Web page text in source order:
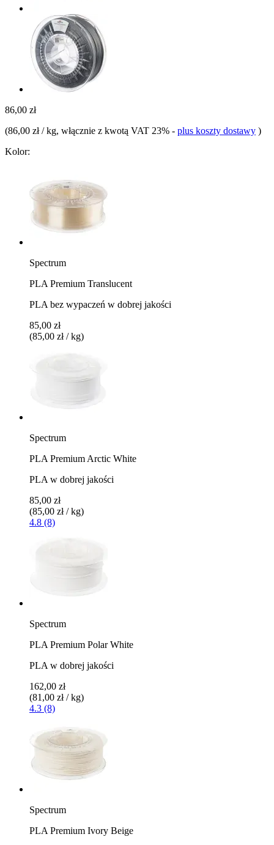
86,00 zł
(86,00 zł / kg, włącznie z kwotą VAT 23% - plus koszty dostawy )
Kolor:
Spectrum
PLA Premium Translucent
PLA bez wypaczeń w dobrej jakości
85,00 zł
(85,00 zł / kg)
Spectrum
PLA Premium Arctic White
PLA w dobrej jakości
85,00 zł
(85,00 zł / kg)
4.8 (8)
Spectrum
PLA Premium Polar White
PLA w dobrej jakości
162,00 zł
(81,00 zł / kg)
4.3 (8)
Spectrum
PLA Premium Ivory Beige